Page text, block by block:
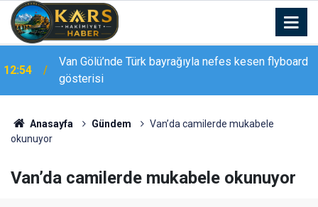
12:47 Elazığ’da drift atan sürücü kameraya yansıdı
Anasayfa Gündem
Van’da camilerde mukabele
okunuyor
Van’da camilerde mukabele okunuyor